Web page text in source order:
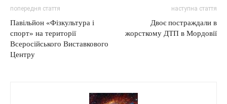
попередня стаття
Павільйон «Фізкультура і
спорт» на території
Всеросійського Виставкового
Центру
наступна стаття
Двоє постраждали в
жорсткому ДТП в Мордовії